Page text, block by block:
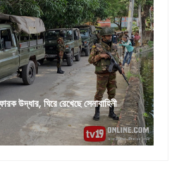
ইউপিডিএফ’র তিন কর্মী নিহত